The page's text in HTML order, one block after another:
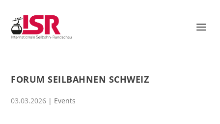
FORUM SEILBAHNEN SCHWEIZ
03.03.2026 | Events